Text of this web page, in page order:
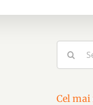
Cel mai